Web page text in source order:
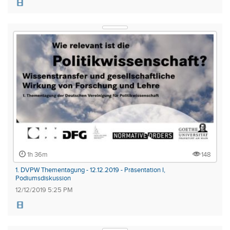
1h 36m
148
1. DVPW Thementagung - 12.12.2019 - Präsentation I,
Podiumsdiskussion
12/12/2019 5:25 PM